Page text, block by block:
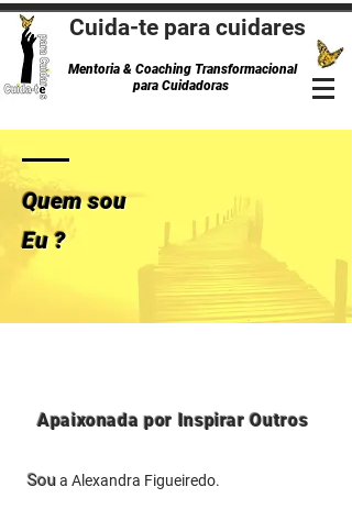
Cuida-te para cuidares
Mentoria & Coaching Transformacional
para Cuidadoras
Quem sou
Eu ?
Apaixonada por Inspirar Outros
Soua Alexandra Figueiredo.